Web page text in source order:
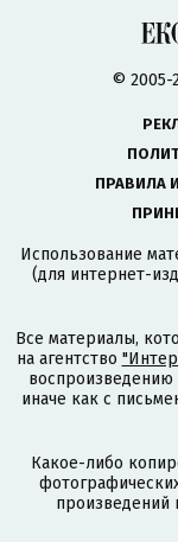
©
ПРАВИЛА
Использование
(для интернет-
Все материалы,
на агентство
иначе как с
Какое-либо
произведений